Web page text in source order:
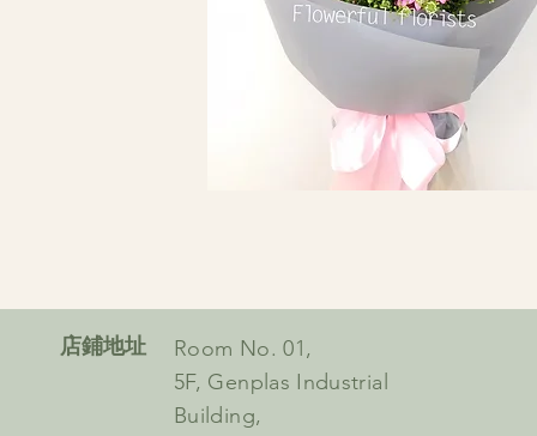
​店鋪地址
Room No. 01,
5F, Genplas Industrial
Building,